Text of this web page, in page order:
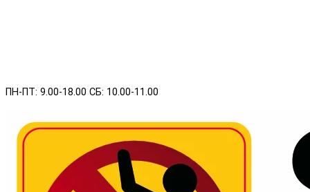
ПН-ПТ: 9.00-18.00 СБ: 10.00-11.00